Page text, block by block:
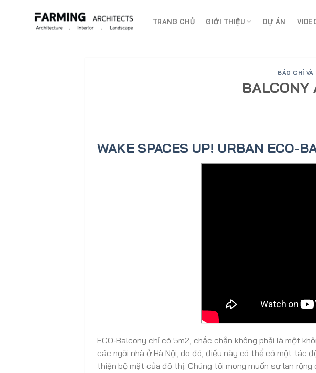
TRANG CHỦ GIỚI THIỆU DỰ ÁN
BÁO CHÍ VÀ
BALCONY
WAKE SPACES UP! URBAN ECO-
ECO-Balcony chỉ có 5m2, chắc chắn không phải là một
các ngôi nhà ở Hà Nội, do đó, điều này có thể có một tác
thiện bộ mặt của đô thị. Chúng tôi mong muốn sự lan